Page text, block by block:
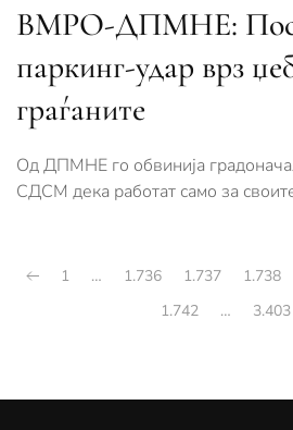
ВМРО-ДПМНЕ:
паркинг-удар врз
граѓаните
Од ДПМНЕ го обвинија
СДСМ дека работат само за
1 … 1.736 1.737 1.738
1.742
… 3.403